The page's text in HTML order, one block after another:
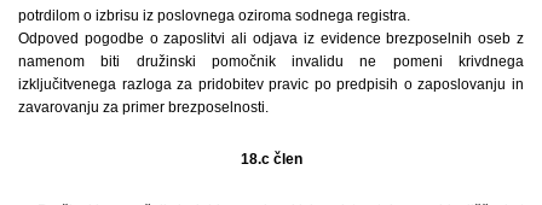
potrdilom o izbrisu iz poslovnega oziroma sodnega registra.
Odpoved pogodbe o zaposlitvi ali odjava iz evidence brezposelnih oseb z
namenom biti družinski pomočnik invalidu ne pomeni krivdnega
izključitvenega razloga za pridobitev pravic po predpisih o zaposlovanju in
zavarovanju za primer brezposelnosti.
18.c člen